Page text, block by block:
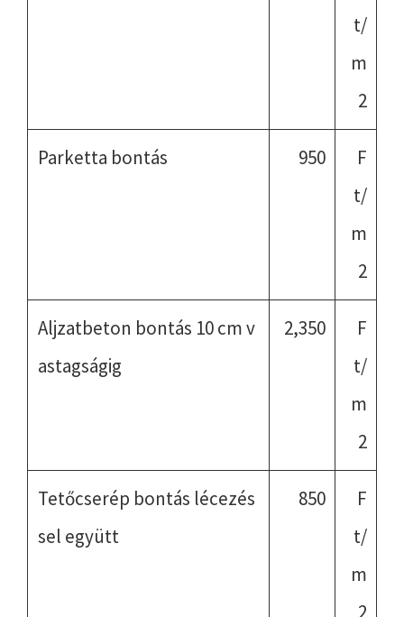
t/
m
2
Parketta bontás 950
F
t/
m
2
Aljzatbeton bontás 10 cm v
astagságig
2,350
F
t/
m
2
Tetőcserép bontás lécezés
sel együtt
850
F
t/
m
2